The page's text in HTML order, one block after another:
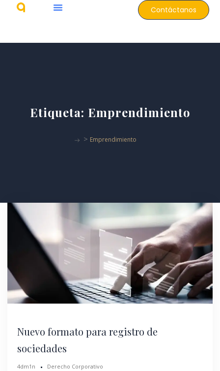
Contáctanos
Etiqueta: Emprendimiento
> Emprendimiento
Nuevo formato para registro de
sociedades
4dm1n Derecho Corporativo